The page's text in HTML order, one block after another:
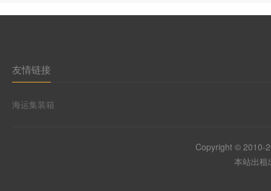
友情链接
海运集装箱
Copyright © 2010-
本站出